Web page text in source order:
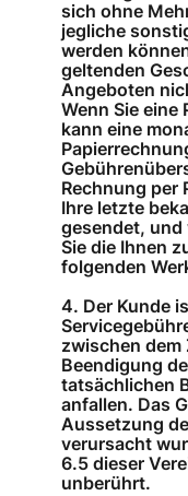
sich ohne
jegliche
werden
geltenden
Angeboten
Wenn Sie
kann eine
Rechnung per
Ihre letzte
gesendet, und
Sie die Ihnen
folgenden
Der Kunde
zwischen
Beendigung
tatsächlichen
anfallen. Das
Aussetzung
verursacht
6.5 dieser
unberührt.